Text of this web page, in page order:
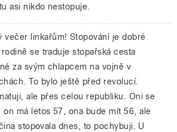
asi nikdo nestopuje.
večer linkařům! Stopování je dobré
se traduje stopařská cesta
za svým chlapcem na vojně v
To bylo ještě před revolucí.
ale přes celou republiku. Oni se
on má letos 57, ona bude mít 56, ale
stopovala dnes, to pochybuji. U